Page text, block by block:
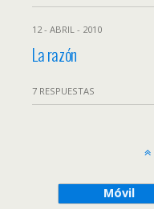
12 - ABRIL - 2010
La razón
7 RESPUESTAS
Móvil